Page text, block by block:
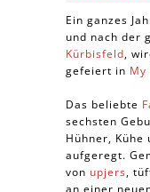
Ein ganzes
und nach der
Kürbisfeld,
gefeiert in My
Das beliebte
sechsten
Hühner, Kühe
aufgeregt.
von upjers,
an einer